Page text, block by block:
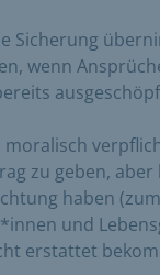
Sicherung
wenn
moralisch
zu geben, aber
haben
und
erstattet